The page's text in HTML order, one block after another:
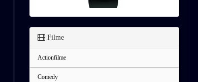
Filme
Actionfilme
Comedy